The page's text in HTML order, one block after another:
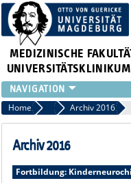
MEDIZINISCHE
INSTITUTE
KLINIKEN
ZENTRALE EINRICHTUNGEN
PRESSE
Home Archiv News
Archiv 2016
Archiv 2016
Fortbildung: